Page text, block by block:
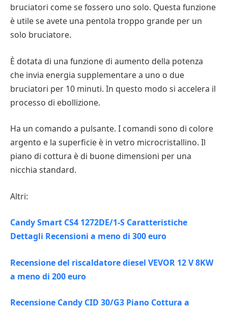
bruciatori come se fossero uno solo. Questa funzione
è utile se avete una pentola troppo grande per un
solo bruciatore.
È dotata di una funzione di aumento della potenza
che invia energia supplementare a uno o due
bruciatori per 10 minuti. In questo modo si accelera il
processo di ebollizione.
Ha un comando a pulsante. I comandi sono di colore
argento e la superficie è in vetro microcristallino. Il
piano di cottura è di buone dimensioni per una
nicchia standard.
Altri:
Candy Smart CS4 1272DE/1-S Caratteristiche
Dettagli Recensioni a meno di 300 euro
Recensione del riscaldatore diesel VEVOR 12 V 8KW
a meno di 200 euro
Recensione Candy CID 30/G3 Piano Cottura a